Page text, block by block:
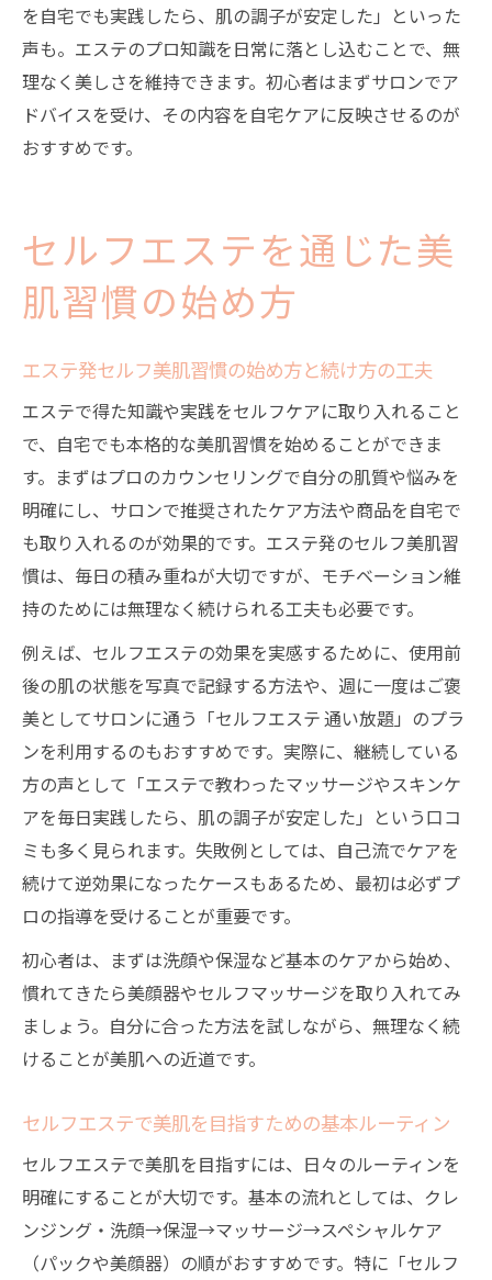
を自宅でも実践したら、肌の調子が安定した」といった
声も。エステのプロ知識を日常に落とし込むことで、無
理なく美しさを維持できます。初心者はまずサロンでア
ドバイスを受け、その内容を自宅ケアに反映させるのが
おすすめです。
セルフエステを通じた美
肌習慣の始め方
エステ発セルフ美肌習慣の始め方と続け方の工夫
エステで得た知識や実践をセルフケアに取り入れること
で、自宅でも本格的な美肌習慣を始めることができま
す。まずはプロのカウンセリングで自分の肌質や悩みを
明確にし、サロンで推奨されたケア方法や商品を自宅で
も取り入れるのが効果的です。エステ発のセルフ美肌習
慣は、毎日の積み重ねが大切ですが、モチベーション維
持のためには無理なく続けられる工夫も必要です。
例えば、セルフエステの効果を実感するために、使用前
後の肌の状態を写真で記録する方法や、週に一度はご褒
美としてサロンに通う「セルフエステ 通い放題」のプラ
ンを利用するのもおすすめです。実際に、継続している
方の声として「エステで教わったマッサージやスキンケ
アを毎日実践したら、肌の調子が安定した」という口コ
ミも多く見られます。失敗例としては、自己流でケアを
続けて逆効果になったケースもあるため、最初は必ずプ
ロの指導を受けることが重要です。
初心者は、まずは洗顔や保湿など基本のケアから始め、
慣れてきたら美顔器やセルフマッサージを取り入れてみ
ましょう。自分に合った方法を試しながら、無理なく続
けることが美肌への近道です。
セルフエステで美肌を目指すための基本ルーティン
セルフエステで美肌を目指すには、日々のルーティンを
明確にすることが大切です。基本の流れとしては、クレ
ンジング・洗顔→保湿→マッサージ→スペシャルケア
（パックや美顔器）の順がおすすめです。特に「セルフ